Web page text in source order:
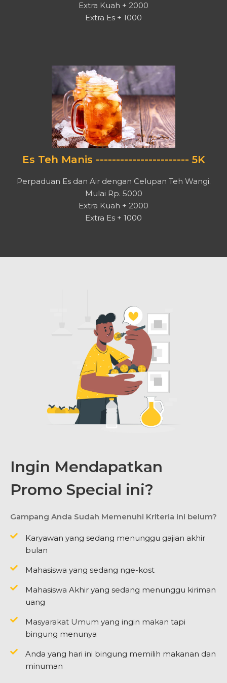
Extra Kuah + 2000
Extra Es + 1000
Es Teh Manis ----------------------- 5K
Perpaduan Es dan Air dengan Celupan Teh Wangi.
Mulai Rp. 5000
Extra Kuah + 2000
Extra Es + 1000
Ingin Mendapatkan
Promo Special ini?
Gampang Anda Sudah Memenuhi Kriteria ini belum?
Karyawan yang sedang menunggu gajian akhir
bulan
Mahasiswa yang sedang nge-kost
Mahasiswa Akhir yang sedang menunggu kiriman
uang
Masyarakat Umum yang ingin makan tapi
bingung menunya
Anda yang hari ini bingung memilih makanan dan
minuman